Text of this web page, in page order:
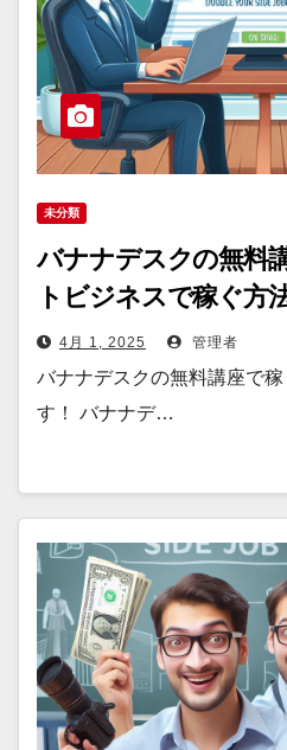
未分類
バナナデスクの無料
トビジネスで稼ぐ方
4月 1, 2025 管理者
バナナデスクの無料講座で
す！ バナナデ…